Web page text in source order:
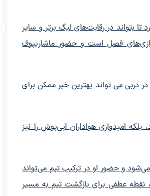
بتواند در رقابت‌های لیگ برتر و سایر
بازی‌های فصل است و حضور ماشاریپوف
دربی می تواند بهترین خبر ممکن برای
امیدواری هواداران آبی‌پوش را نیز
می‌شود و حضور او در ترکیب تیم می‌تواند
نقطه عطفی برای بازگشت تیم به مسیر